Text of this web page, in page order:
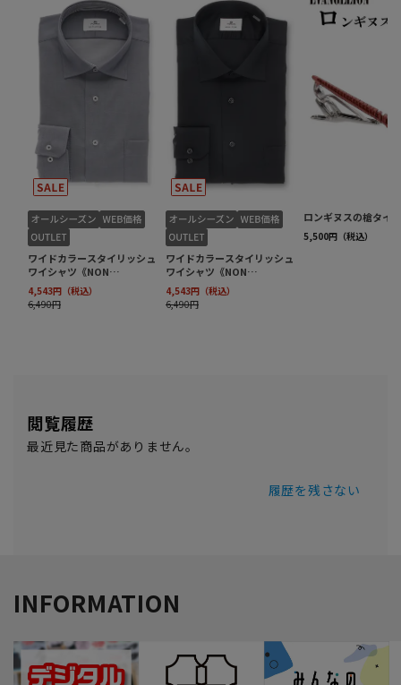
閲覧履歴
最近見た商品がありません。
履歴を残さない
INFORMATION